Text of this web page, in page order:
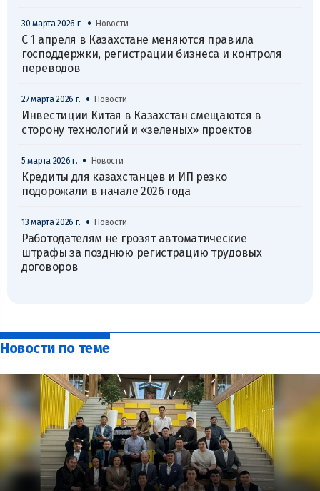
30 марта 2026 г. • Новости
С 1 апреля в Казахстане меняются правила
господдержки, регистрации бизнеса и контроля
переводов
27 марта 2026 г. • Новости
Инвестиции Китая в Казахстан смещаются в
сторону технологий и «зеленых» проектов
5 марта 2026 г. • Новости
Кредиты для казахстанцев и ИП резко
подорожали в начале 2026 года
13 марта 2026 г. • Новости
Работодателям не грозят автоматические
штрафы за позднюю регистрацию трудовых
договоров
Новости по теме